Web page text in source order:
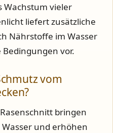
Wachstum vieler
liefert zusätzliche
Nährstoffe im Wasser
vor.
vom
bringen
und erhöhen